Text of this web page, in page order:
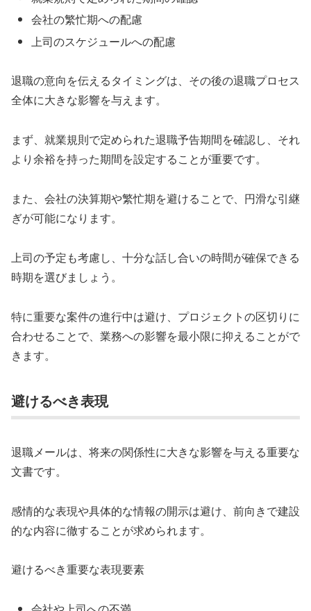
会社の繁忙期への配慮
上司のスケジュールへの配慮
退職の意向を伝えるタイミングは、その後の退職プロセス
全体に大きな影響を与えます。
まず、就業規則で定められた退職予告期間を確認し、それ
より余裕を持った期間を設定することが重要です。
また、会社の決算期や繁忙期を避けることで、円滑な引継
ぎが可能になります。
上司の予定も考慮し、十分な話し合いの時間が確保できる
時期を選びましょう。
特に重要な案件の進行中は避け、プロジェクトの区切りに
合わせることで、業務への影響を最小限に抑えることがで
きます。
避けるべき表現
退職メールは、将来の関係性に大きな影響を与える重要な
文書です。
感情的な表現や具体的な情報の開示は避け、前向きで建設
的な内容に徹することが求められます。
避けるべき重要な表現要素